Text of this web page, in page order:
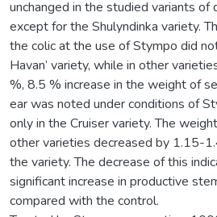
unchanged in the studied variants of
except for the Shulyndinka variety.
the colic at the use of Stympo did
Havan’ variety, while in other
%, 8.5 % increase in the weight of
ear was noted under conditions of
only in the Cruiser variety. The
other varieties decreased by 1.15-
the variety. The decrease of this
significant increase in productive
compared with the control.